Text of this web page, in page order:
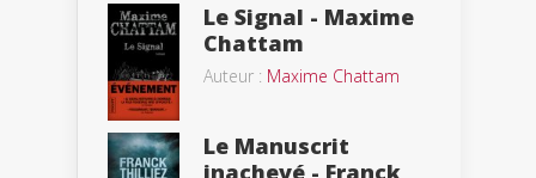
Le Signal - Maxime
Chattam
Auteur : Maxime Chattam
Le Manuscrit
inachevé - Franck